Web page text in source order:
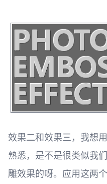
效果二和效果三，我想
熟悉，是不是很类似我
雕效果的呀。应用这两